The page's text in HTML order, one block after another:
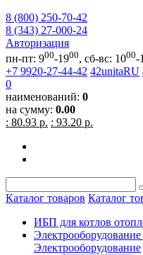
8 (800) 250-70-42
8 (343) 27-000-24
Авторизация
пн-пт: 900-1900, сб-вс: 1000-
+7 9920-27-44-42 42unitaRU
0
наименований: 0
на сумму: 0.00
: 80.93 р. : 93.20 р.
Каталог товаров Каталог
ИБП для котлов
Электрооборудование
Электрооборудование